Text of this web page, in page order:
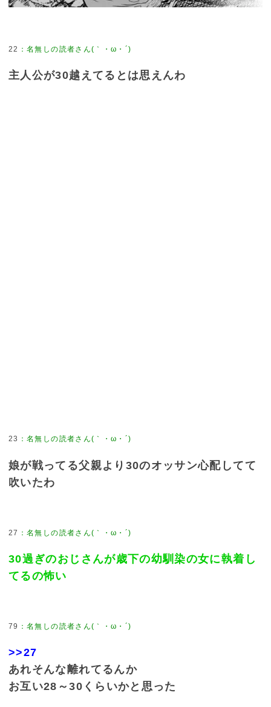
22 ：名無しの読者さん(｀・ω・´)
主人公が30越えてるとは思えんわ
23 ：名無しの読者さん(｀・ω・´)
娘が戦ってる父親より30のオッサン心配してて
吹いたわ
27 ：名無しの読者さん(｀・ω・´)
30過ぎのおじさんが歳下の幼馴染の女に執着し
てるの怖い
79 ：名無しの読者さん(｀・ω・´)
>>27
あれそんな離れてるんか
お互い28～30くらいかと思った